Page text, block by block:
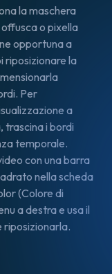
la maschera
o pixella
opportuna a
riposizionare la
Per
a
trascina i bordi
temporale.
con una barra
nella scheda
(Colore di
a destra e usa il
riposizionarla.